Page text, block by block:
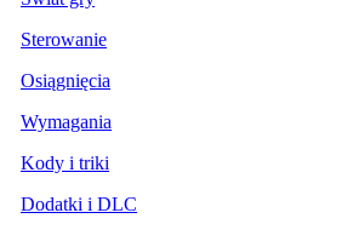
Sterowanie
Osiągnięcia
Wymagania
Kody i triki
Dodatki i DLC